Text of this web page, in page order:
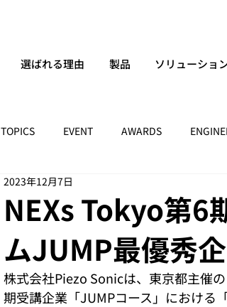
選ばれる理由 製品 ソリューショ
TOPICS EVENT AWARDS
NEXs Tokyo第6
ムJUMP最優秀
2023年12月7日
株式会社Piezo Sonicは、東京都主催
期受講企業「JUMPコース」における